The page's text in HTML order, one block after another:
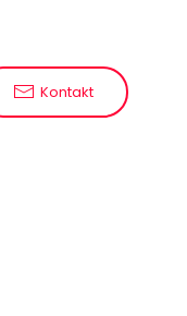
Kontakt